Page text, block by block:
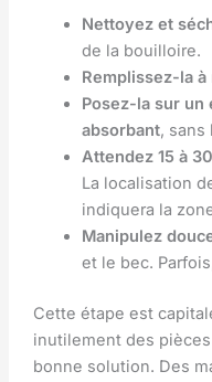
Nettoyez et
de la bouilloire.
Remplissez-la à
Posez-la sur un
absorbant, sans
Attendez 15 à
La localisation
indiquera la
Manipulez
et le bec.
Cette étape est
inutilement des
bonne solution. Des